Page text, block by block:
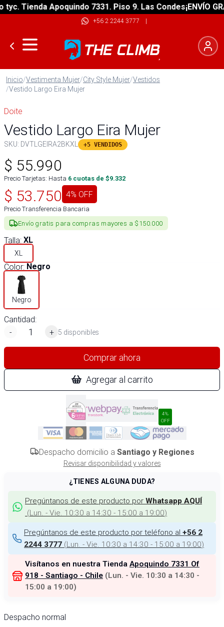
Tienda Apoquindo 7331. Piso 9. Las Condes¡ENVÍO
+56 2 2244 3777 |
Inicio/Vestimenta Mujer/City Style Mujer/Vestidos
/Vestido Largo Eira Mujer
Doite
Vestido Largo Eira Mujer
SKU: DVTLGEIRA2BKXL +5 VENDIDOS
$ 55.990
Precio Tarjetas: Hasta 6 cuotas de $9.332
$ 53.750 4% OFF
Precio Transferencia Bancaria
Envío gratis para compras mayores a $150.000
Talla: XL
XL
Color: Negro
Negro
Cantidad:
-
+ 5 disponibles
Comprar ahora
Agregar al carrito
4%
OFF
Despacho domicilio a Santiago y Regiones
Revisar disponibilidad y valores
¿TIENES ALGUNA DUDA?
Pregúntanos de este producto por Whatsapp AQUÍ
(Lun. - Vie. 10:30 a 14:30 - 15:00 a 19:00)
Pregúntanos de este producto por teléfono al +56 2
2244 3777 (Lun. - Vie. 10:30 a 14:30 - 15:00 a 19:00)
Visítanos en nuestra Tienda Apoquindo 7331 Of
918 - Santiago - Chile (Lun. - Vie. 10:30 a 14:30 -
15:00 a 19:00)
Despacho normal